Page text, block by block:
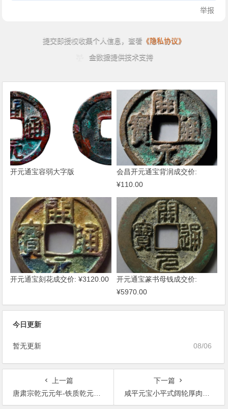
开元通宝容弱大字版
会昌开元通宝背润成交价:
¥110.00
开元通宝刻花成交价: ¥3120.00
开元通宝篆书母钱成交价:
¥5970.00
今日更新
08/06
暂无更新
上一篇
唐肃宗乾元元年-铁质乾元重宝重轮八星
下一篇
咸平元宝小平式阔轮厚肉背四决